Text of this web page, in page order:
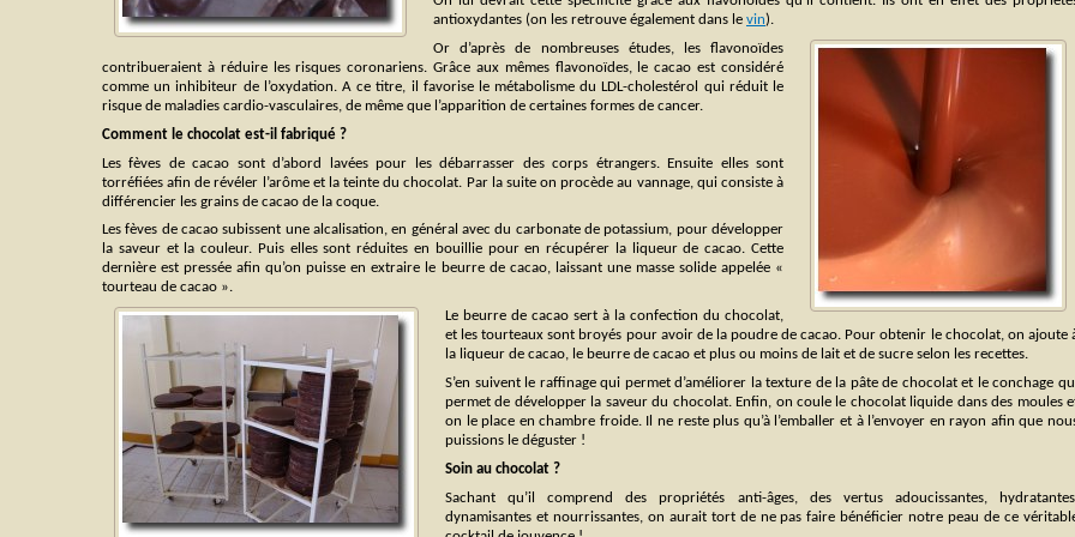
antioxydantes (on les retrouve également dans le vin).
Or d’après de nombreuses études, les flavonoïdes
contribueraient à réduire les risques coronariens. Grâce aux mêmes flavonoïdes, le cacao est considéré
comme un inhibiteur de l’oxydation. A ce titre, il favorise le métabolisme du LDL-cholestérol qui réduit le
risque de maladies cardio-vasculaires, de même que l’apparition de certaines formes de cancer.
Comment le chocolat est-il fabriqué ?
Les fèves de cacao sont d’abord lavées pour les débarrasser des corps étrangers. Ensuite elles sont
torréfiées afin de révéler l’arôme et la teinte du chocolat. Par la suite on procède au vannage, qui consiste à
différencier les grains de cacao de la coque.
Les fèves de cacao subissent une alcalisation, en général avec du carbonate de potassium, pour développer
la saveur et la couleur. Puis elles sont réduites en bouillie pour en récupérer la liqueur de cacao. Cette
dernière est pressée afin qu’on puisse en extraire le beurre de cacao, laissant une masse solide appelée «
tourteau de cacao ».
Le beurre de cacao sert à la confection du chocolat,
et les tourteaux sont broyés pour avoir de la poudre de cacao. Pour obtenir le chocolat, on ajoute
la liqueur de cacao, le beurre de cacao et plus ou moins de lait et de sucre selon les recettes.
S’en suivent le raffinage qui permet d’améliorer la texture de la pâte de chocolat et le conchage
permet de développer la saveur du chocolat. Enfin, on coule le chocolat liquide dans des moules
on le place en chambre froide. Il ne reste plus qu’à l’emballer et à l’envoyer en rayon afin que
puissions le déguster !
Soin au chocolat ?
Sachant qu’il comprend des propriétés anti-âges, des vertus adoucissantes, hydratantes,
dynamisantes et nourrissantes, on aurait tort de ne pas faire bénéficier notre peau de ce